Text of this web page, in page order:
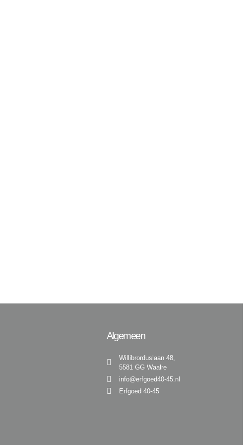
Algemeen
Willibrorduslaan 48,
5581 GG Waalre
info@erfgoed40-45.nl
Erfgoed 40-45